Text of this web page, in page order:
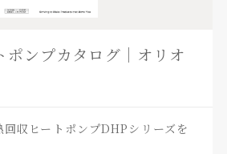
ポンプカタログ｜オリオ
回収ヒートポンプDHPシリーズを